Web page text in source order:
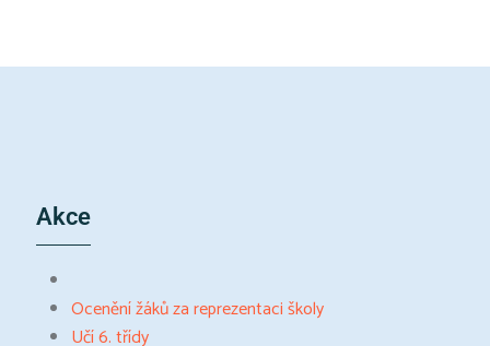
Akce
Ocenění žáků za reprezentaci školy
Učí 6. třídy